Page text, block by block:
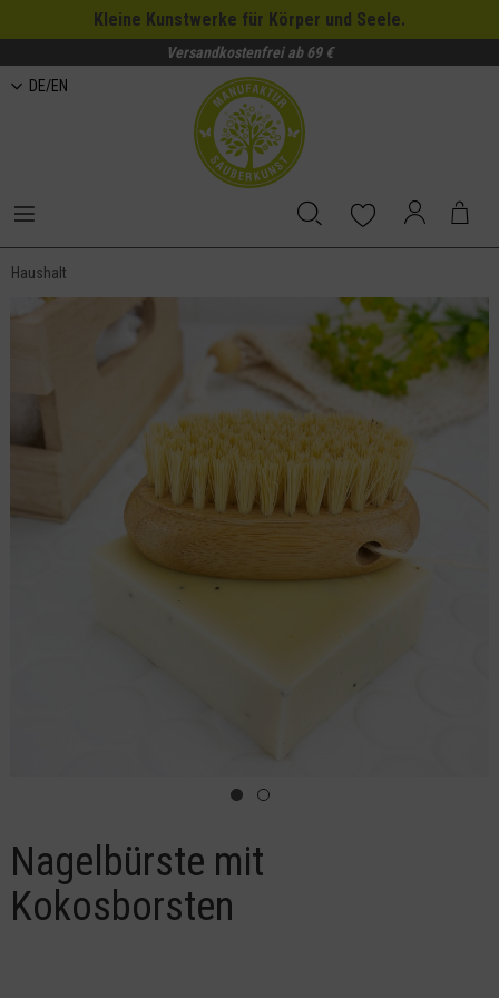
Kleine Kunstwerke für Körper und Seele.
Versandkostenfrei ab 69 €
DE/EN
Haushalt
Nagelbürste mit
Kokosborsten